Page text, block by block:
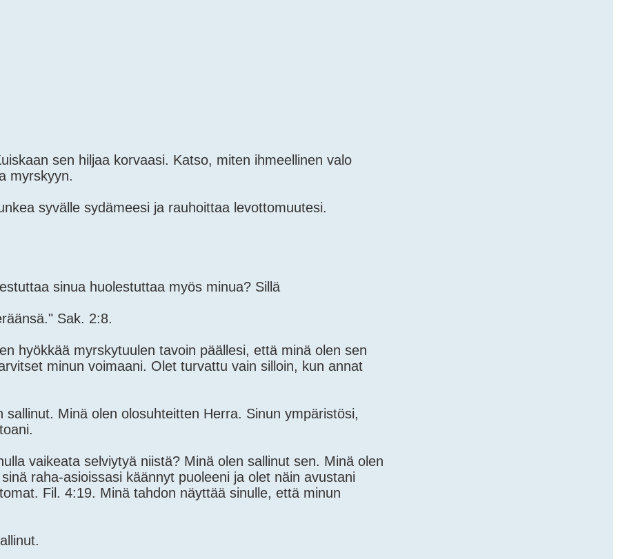
sen hiljaa korvaasi. Katso, miten ihmeellinen valo
myrskyyn.
syvälle sydämeesi ja rauhoittaa levottomuutesi.
sinua huolestuttaa myös minua? Sillä
Sak. 2:8.
hyökkää myrskytuulen tavoin päällesi, että minä olen sen
minun voimaani. Olet turvattu vain silloin, kun annat
Minä olen olosuhteitten Herra. Sinun ympäristösi,
vaikeata selviytyä niistä? Minä olen sallinut sen. Minä olen
raha-asioissasi käännyt puoleeni ja olet näin avustani
Fil. 4:19. Minä tahdon näyttää sinulle, että minun